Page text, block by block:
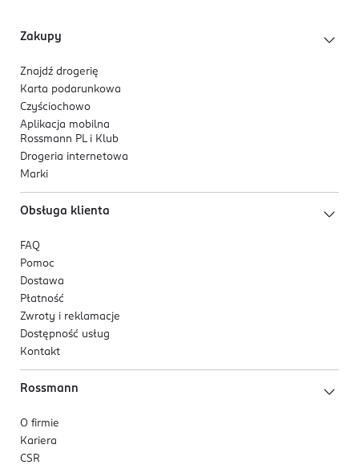
Zakupy
Znajdź drogerię
Karta podarunkowa
Czyściochowo
Aplikacja mobilna
Rossmann PL i Klub
Drogeria internetowa
Marki
Obsługa klienta
FAQ
Pomoc
Dostawa
Płatność
Zwroty i reklamacje
Dostępność usług
Kontakt
Rossmann
O firmie
Kariera
CSR